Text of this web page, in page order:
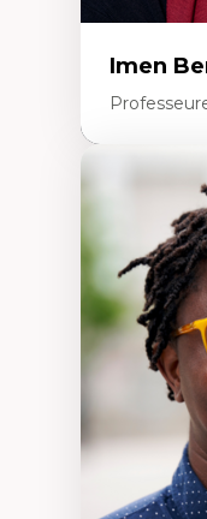
Imen
Expertises
Discours
urbain
Design
Études
savoirs